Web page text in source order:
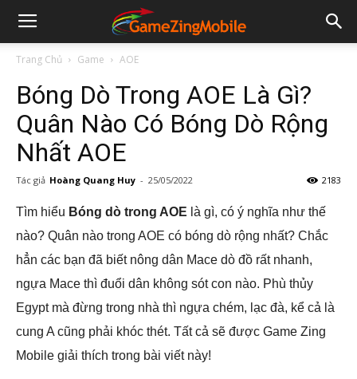
Trang Chủ Game AOE
Bóng Dò Trong AOE Là Gì?
Quân Nào Có Bóng Dò Rộng
Nhất AOE
Tác giả Hoàng Quang Huy - 25/05/2022 2183
Tìm hiểu Bóng dò trong AOE là gì, có ý nghĩa như thế
nào? Quân nào trong AOE có bóng dò rộng nhất? Chắc
hẳn các bạn đã biết nông dân Mace dò đồ rất nhanh,
ngựa Mace thì đuổi dân không sót con nào. Phù thủy
Egypt mà đừng trong nhà thì ngựa chém, lạc đà, kể cả là
cung A cũng phải khóc thét. Tất cả sẽ được Game Zing
Mobile giải thích trong bài viết này!